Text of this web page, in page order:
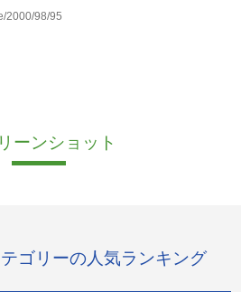
2000/98/95
ーンショット
ゴリーの人気ランキング